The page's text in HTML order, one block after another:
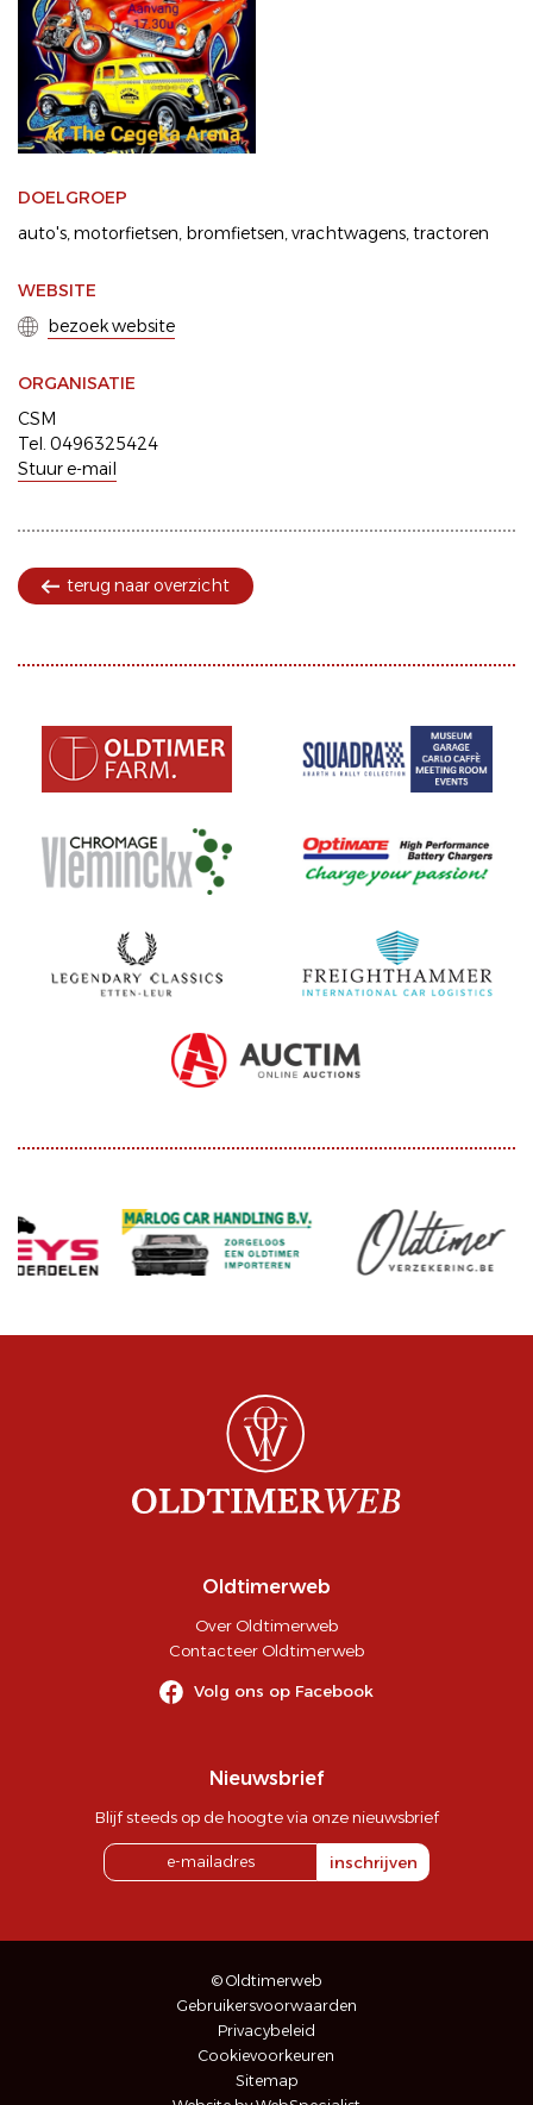
DOELGROEP
auto's motorfietsen bromfietsen vrachtwagens tractoren
WEBSITE
bezoek website
ORGANISATIE
CSM
Tel. 0496325424
Stuur e-mail
terug naar overzicht
Oldtimerweb
Over Oldtimerweb
Contacteer Oldtimerweb
Volg ons op Facebook
Nieuwsbrief
Blijf steeds op de hoogte via onze nieuwsbrief
inschrijven
© Oldtimerweb
Gebruikersvoorwaarden
Privacybeleid
Cookievoorkeuren
Sitemap